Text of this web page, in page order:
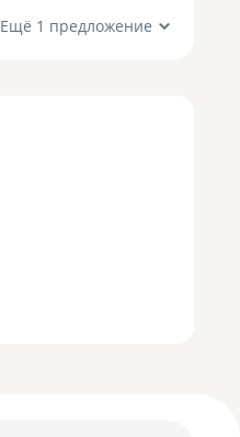
Ещё 1 предложение